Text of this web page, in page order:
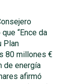
“Ence da
Plan
80 millones €
de energía
afirmó